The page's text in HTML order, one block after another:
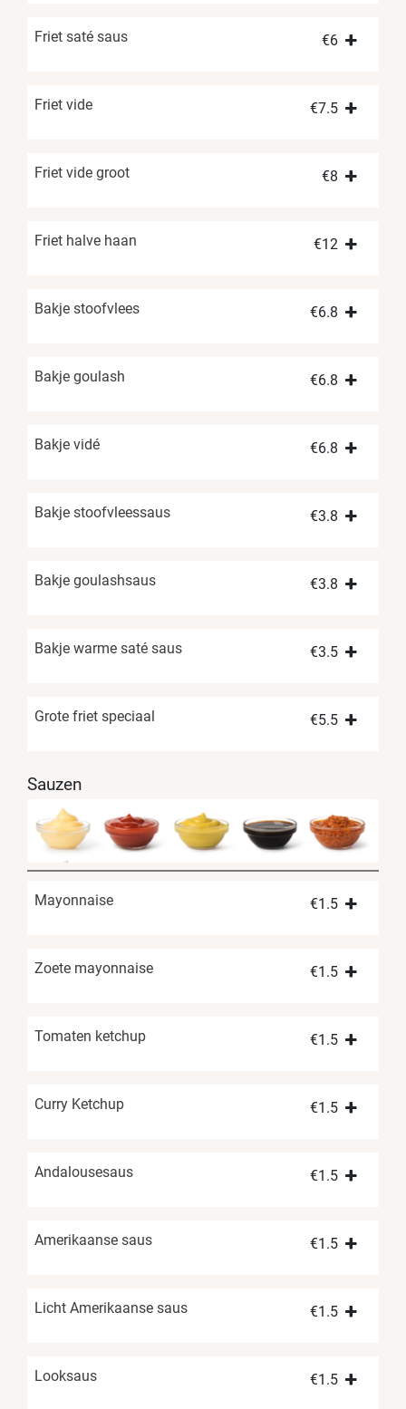
Friet saté saus €6
Friet vide €7.5
Friet vide groot €8
Friet halve haan €12
Bakje stoofvlees €6.8
Bakje goulash €6.8
Bakje vidé €6.8
Bakje stoofvleessaus €3.8
Bakje goulashsaus €3.8
Bakje warme saté saus €3.5
Grote friet speciaal €5.5
Sauzen
Mayonnaise €1.5
Zoete mayonnaise €1.5
Tomaten ketchup €1.5
Curry Ketchup €1.5
Andalousesaus €1.5
Amerikaanse saus €1.5
Licht Amerikaanse saus €1.5
Looksaus €1.5